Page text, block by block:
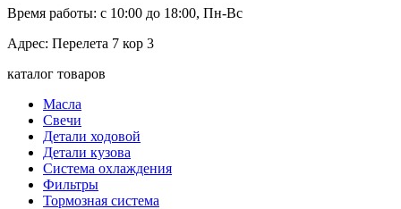
Время работы: с 10:00 до 18:00, Пн-Вс
Адрес: Перелета 7 кор 3
каталог товаров
Масла
Свечи
Детали ходовой
Детали кузова
Система охлаждения
Фильтры
Тормозная система